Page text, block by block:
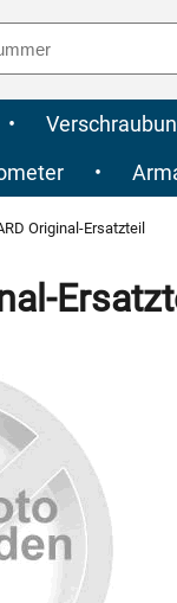
•
•
Original-Ersatzteil